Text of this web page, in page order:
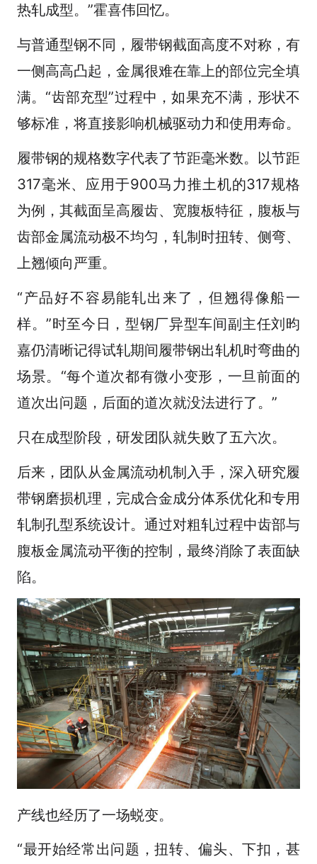
热轧成型。”霍喜伟回忆。
与普通型钢不同，履带钢截面高度不对称，有
一侧高高凸起，金属很难在靠上的部位完全填
满。“齿部充型”过程中，如果充不满，形状不
够标准，将直接影响机械驱动力和使用寿命。
履带钢的规格数字代表了节距毫米数。以节距
317毫米、应用于900马力推土机的317规格
为例，其截面呈高履齿、宽腹板特征，腹板与
齿部金属流动极不均匀，轧制时扭转、侧弯、
上翘倾向严重。
“产品好不容易能轧出来了，但翘得像船一
样。”时至今日，型钢厂异型车间副主任刘昀
嘉仍清晰记得试轧期间履带钢出轧机时弯曲的
场景。“每个道次都有微小变形，一旦前面的
道次出问题，后面的道次就没法进行了。”
只在成型阶段，研发团队就失败了五六次。
后来，团队从金属流动机制入手，深入研究履
带钢磨损机理，完成合金成分体系优化和专用
轧制孔型系统设计。通过对粗轧过程中齿部与
腹板金属流动平衡的控制，最终消除了表面缺
陷。
产线也经历了一场蜕变。
“最开始经常出问题，扭转、偏头、下扣，甚